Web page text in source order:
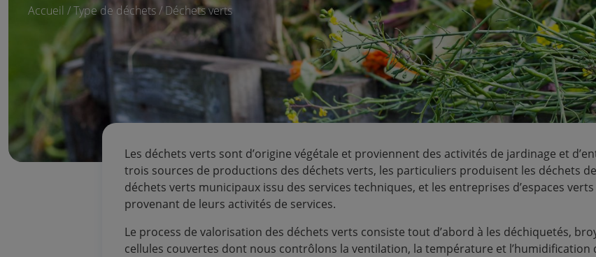
Encombrants
Ferrailles /
Papiers &
Plastiques
Pneumatiques
Verres
Accueil / Type de déchets / Déchets verts
Les déchets verts sont d’origine végétale et proviennent des activités de jardinage et
trois sources de productions des déchets verts, les particuliers produisent les déchets
déchets verts municipaux issu des services techniques, et les entreprises d’espaces
provenant de leurs activités de services.
Le process de valorisation des déchets verts consiste tout d’abord à les déchiquetés,
cellules couvertes dont nous contrôlons la ventilation, la température et l’humidification